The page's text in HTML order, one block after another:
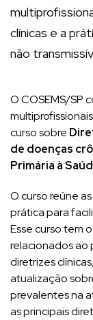
O COSEMS/SP
curso sobre
de doenças
Primária à
O curso reúne
prática para
Esse curso tem
relacionados ao
diretrizes
atualização
prevalentes na
as principais